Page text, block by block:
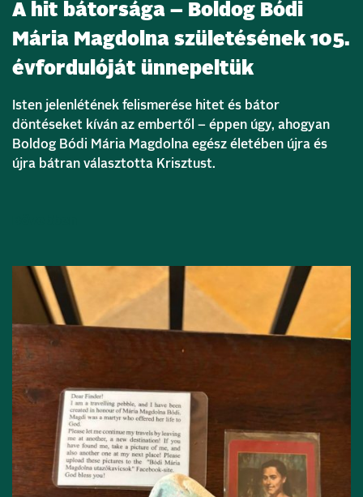
A hit bátorsága – Boldog Bódi
Mária Magdolna születésének 105.
évfordulóját ünnepeltük
Isten jelenlétének felismerése hitet és bátor
döntéseket kíván az embertől – éppen úgy, ahogyan
Boldog Bódi Mária Magdolna egész életében újra és
újra bátran választotta Krisztust.